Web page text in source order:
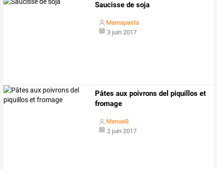
Saucisse de soja
Mamapasta
3 juin 2017
Pâtes aux poivrons del piquillos et
fromage
ManueB
2 juin 2017